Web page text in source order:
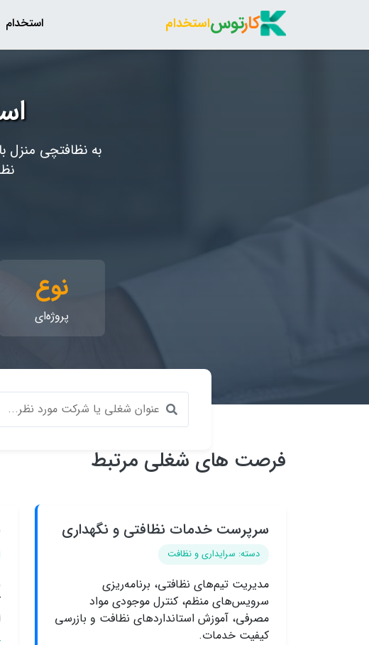
کارتوساستخدام استخدام
به نظافتچی منزل
نوع
پروژه‌ای
فرصت های شغلی مرتبط
سرپرست خدمات نظافتی و نگهداری
دسته: سرایداری و نظافت
مدیریت تیم‌های نظافتی، برنامه‌ریزی
سرویس‌های منظم، کنترل موجودی مواد
مصرفی، آموزش استانداردهای نظافت و بازرسی
کیفیت خدمات.